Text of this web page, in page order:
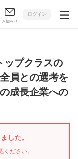
お知らせ
ログイン
ップクラスの
員との選考を
成長企業への
した。
ださい。